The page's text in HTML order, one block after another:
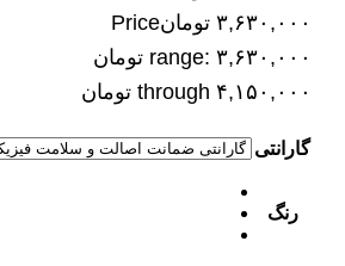
۳,۶۳۰,۰۰۰ تومانPrice
range: ۳,۶۳۰,۰۰۰ تومان
through ۴,۱۵۰,۰۰۰ تومان
گارانتی
رنگ